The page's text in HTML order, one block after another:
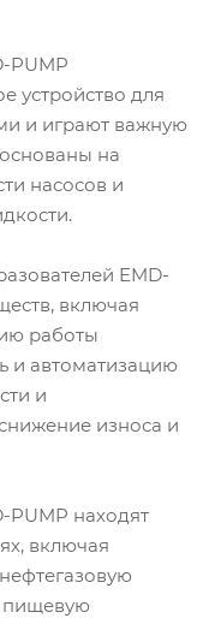
PUMP
устройство для
и играют важную
на
насосов и
EMD-
включая
работы
и автоматизацию
и
износа и
PUMP находят
включая
пищевую